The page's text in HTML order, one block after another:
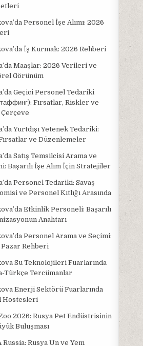
Personel İşe Alımı: 2026
İş Kurmak: 2026 Rehberi
Maaşlar: 2026 Verileri ve
Görünüm
Geçici Personel Tedariki
Fırsatlar, Riskler ve
Çerçeve
Yurtdışı Yetenek Tedariki:
ve Düzenlemeler
Satış Temsilcisi Arama ve
Başarılı İşe Alım İçin Stratejiler
Personel Tedariki: Savaş
ve Personel Kıtlığı Arasında
Etkinlik Personeli: Başarılı
Anahtarı
Personel Arama ve Seçimi:
Rehberi
Su Teknolojileri Fuarlarında
Türkçe Tercümanlar
Enerji Sektörü Fuarlarında
Hostesleri
2026: Rusya Pet Endüstrisinin
Buluşması
Russia: Rusya Un ve Yem